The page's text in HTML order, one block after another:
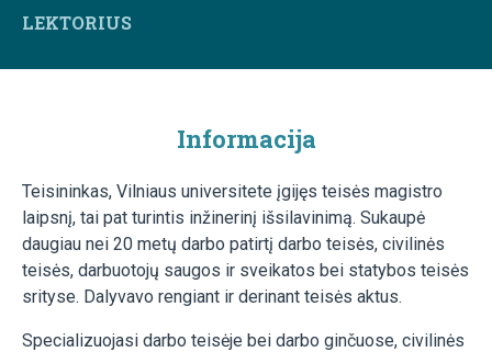
LEKTORIUS
Informacija
Teisininkas, Vilniaus universitete įgijęs teisės magistro
laipsnį, tai pat turintis inžinerinį išsilavinimą. Sukaupė
daugiau nei 20 metų darbo patirtį darbo teisės, civilinės
teisės, darbuotojų saugos ir sveikatos bei statybos teisės
srityse. Dalyvavo rengiant ir derinant teisės aktus.
Specializuojasi darbo teisėje bei darbo ginčuose, civilinės